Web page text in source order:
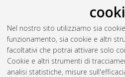
Nel nostro sito utilizziamo sia
funzionamento, sia cookie e altri
facoltativi che potrai attivare solo
Cookie e altri strumenti di
analisi statistiche, misure
Gestione del